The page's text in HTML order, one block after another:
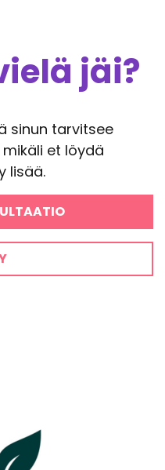
jäi?
sinun tarvitsee
et löydä
lisää.